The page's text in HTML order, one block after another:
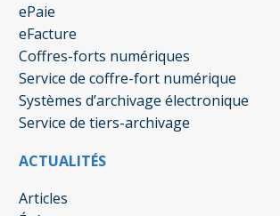
ePaie
eFacture
Coffres-forts numériques
Service de coffre-fort numérique
Systèmes d’archivage électronique
Service de tiers-archivage
ACTUALITÉS
Articles